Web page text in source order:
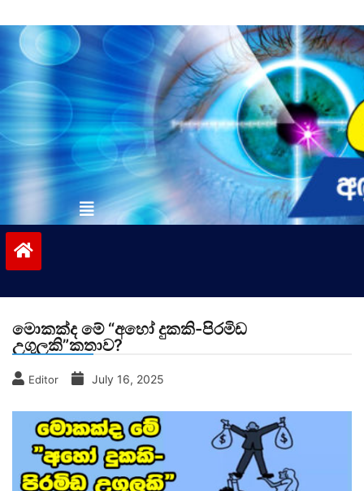
to
contentvinivida.lk
මොකක්ද මේ “අහෝ දුකකි-පිරමිඩ
උගුලකි”කතාව?
Editor July 16, 2025